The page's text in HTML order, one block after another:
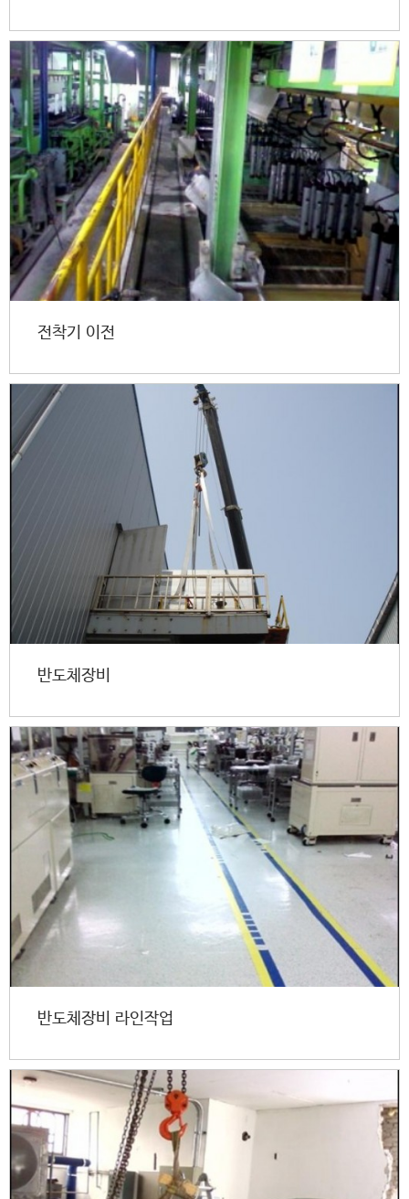
전착기 이전
반도체장비
반도체장비 라인작업